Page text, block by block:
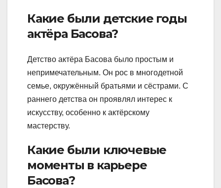
Какие были детские годы
актёра Басова?
Детство актёра Басова было простым и
непримечательным. Он рос в многодетной
семье, окружённый братьями и сёстрами. С
раннего детства он проявлял интерес к
искусству, особенно к актёрскому
мастерству.
Какие были ключевые
моменты в карьере
Басова?